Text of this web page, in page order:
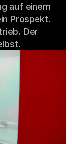
auf einem
Prospekt.
Der